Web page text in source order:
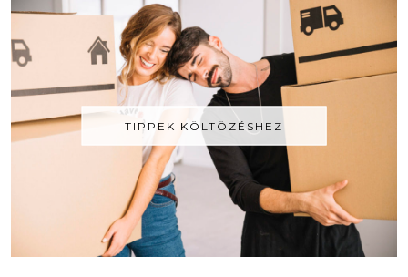
TIPPEK KÖLTÖZÉSHEZ